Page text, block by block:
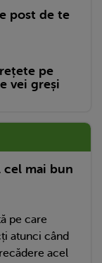
post de te
pe
vei greși
cel mai bun
pe care
atunci când
acel